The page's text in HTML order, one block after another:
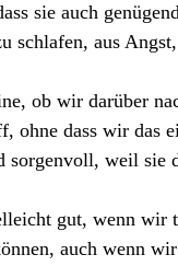
sie auch
schlafen, aus
ob wir darüber
ohne dass wir das
sorgenvoll, weil sie
gut, wenn wir
auch wenn